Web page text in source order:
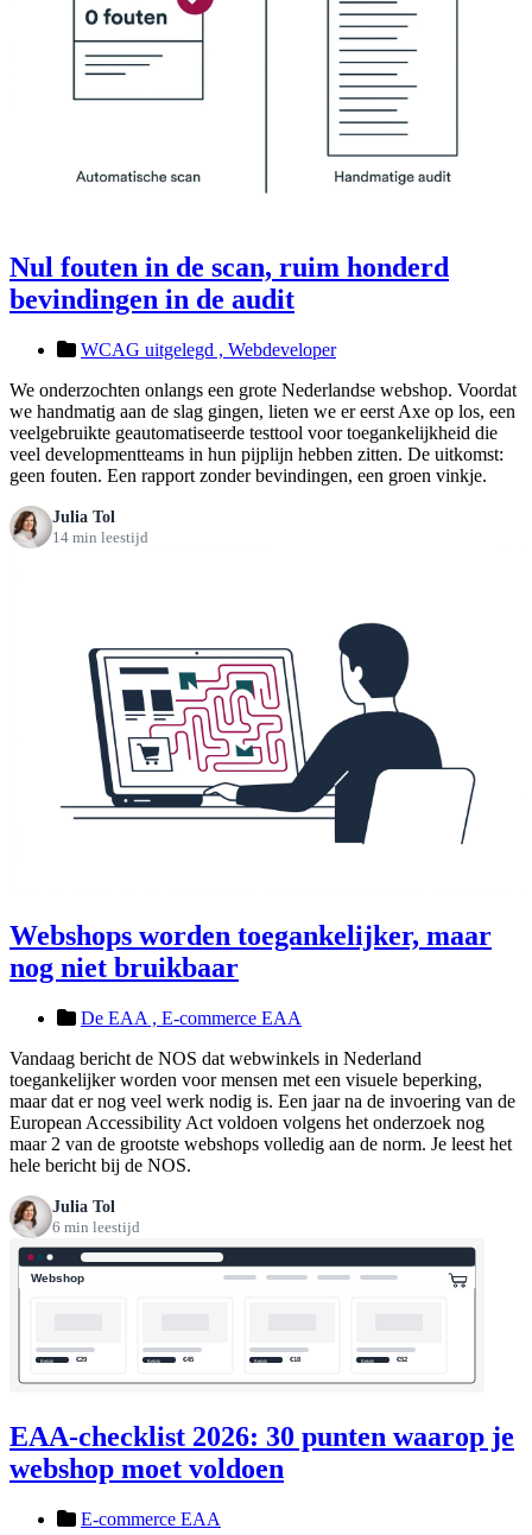
Nul fouten in de scan, ruim honderd
bevindingen in de audit
WCAG uitgelegd , Webdeveloper
We onderzochten onlangs een grote Nederlandse webshop. Voordat
we handmatig aan de slag gingen, lieten we er eerst Axe op los, een
veelgebruikte geautomatiseerde testtool voor toegankelijkheid die
veel developmentteams in hun pijplijn hebben zitten. De uitkomst:
geen fouten. Een rapport zonder bevindingen, een groen vinkje.
Julia Tol
14 min leestijd
Webshops worden toegankelijker, maar
nog niet bruikbaar
De EAA , E-commerce EAA
Vandaag bericht de NOS dat webwinkels in Nederland
toegankelijker worden voor mensen met een visuele beperking,
maar dat er nog veel werk nodig is. Een jaar na de invoering van de
European Accessibility Act voldoen volgens het onderzoek nog
maar 2 van de grootste webshops volledig aan de norm. Je leest het
hele bericht bij de NOS.
Julia Tol
6 min leestijd
EAA-checklist 2026: 30 punten waarop je
webshop moet voldoen
E-commerce EAA